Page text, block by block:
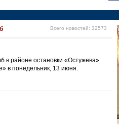
Всего новостей: 32573
в районе остановки «Остужева»
в понедельник, 13 июня.